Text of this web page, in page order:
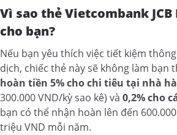
Vì sao thẻ Vietcombank
cho bạn?
Nếu bạn yêu thích việc tiết kiệm
dịch, chiếc thẻ này sẽ không làm bạn
hoàn tiền 5% cho chi tiêu tại nhà
300.000 VND/kỳ sao kê) và 0,2% cho
bạn có thể nhận hoàn lên đến
triệu VND mỗi năm.